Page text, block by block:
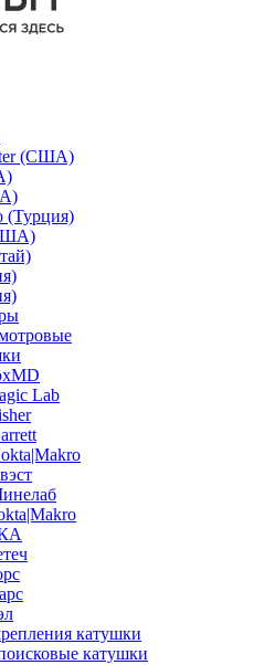
(США)
(Турция)
Lab
катушки
катушки